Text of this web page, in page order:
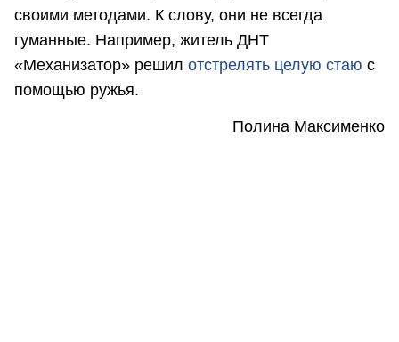
своими методами. К слову, они не всегда
гуманные. Например, житель ДНТ
«Механизатор» решил отстрелять целую стаю с
помощью ружья.
Полина Максименко